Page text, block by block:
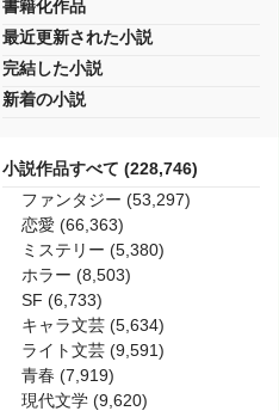
書籍化作品
最近更新された小説
完結した小説
新着の小説
小説作品すべて (228,746)
ファンタジー (53,297)
恋愛 (66,363)
ミステリー (5,380)
ホラー (8,503)
SF (6,733)
キャラ文芸 (5,634)
ライト文芸 (9,591)
青春 (7,919)
現代文学 (9,620)